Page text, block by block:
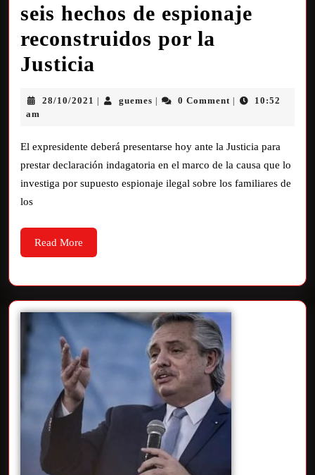
seis hechos de espionaje
reconstruidos por la
Justicia
28/10/2021 guemes 0 Comment
10:52
am
El expresidente deberá presentarse hoy ante la Justicia para
prestar declaración indagatoria en el marco de la causa que lo
investiga por supuesto espionaje ilegal sobre los familiares de
los
Read More